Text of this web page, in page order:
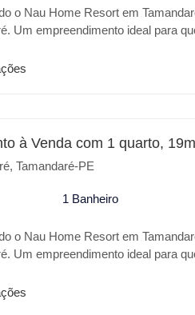
o Nau Home Resort em
Um empreendimento ideal para
empreendimento com 5
Tamandaré.
à Venda com 1 quarto,
Tamandaré-PE
1 Banheiro
o Nau Home Resort em
Um empreendimento ideal para
empreendimento com 5